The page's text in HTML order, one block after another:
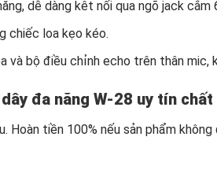
dễ dàng kêt nối qua ngõ jack cắm
chiếc loa kẹo kéo.
và bộ điều chỉnh echo trên thân mic,
đa năng W-28 uy tín
Hoàn tiền 100% nếu sản phẩm